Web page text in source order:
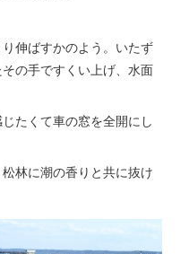
伸ばすかのよう。いたず
の手ですくい上げ、水面
たくて車の窓を全開にし
林に潮の香りと共に抜け